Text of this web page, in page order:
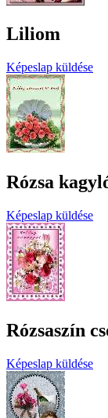
Liliom
Képeslap küldése
Rózsa
Képeslap küldése
Rózsaszín
Képeslap küldése